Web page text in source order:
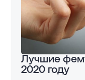
Лучшие
2020 году